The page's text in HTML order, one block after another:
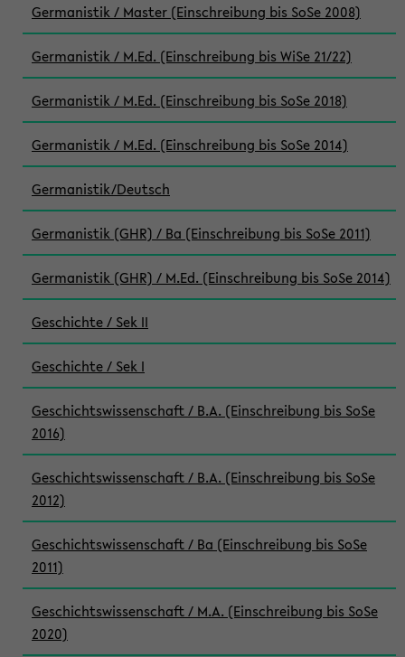
Germanistik / Master (Einschreibung bis SoSe 2008)
Germanistik / M.Ed. (Einschreibung bis WiSe 21/22)
Germanistik / M.Ed. (Einschreibung bis SoSe 2018)
Germanistik / M.Ed. (Einschreibung bis SoSe 2014)
Germanistik/Deutsch
Germanistik (GHR) / Ba (Einschreibung bis SoSe 2011)
Germanistik (GHR) / M.Ed. (Einschreibung bis SoSe 2014)
Geschichte / Sek II
Geschichte / Sek I
Geschichtswissenschaft / B.A. (Einschreibung bis SoSe
2016)
Geschichtswissenschaft / B.A. (Einschreibung bis SoSe
2012)
Geschichtswissenschaft / Ba (Einschreibung bis SoSe
2011)
Geschichtswissenschaft / M.A. (Einschreibung bis SoSe
2020)